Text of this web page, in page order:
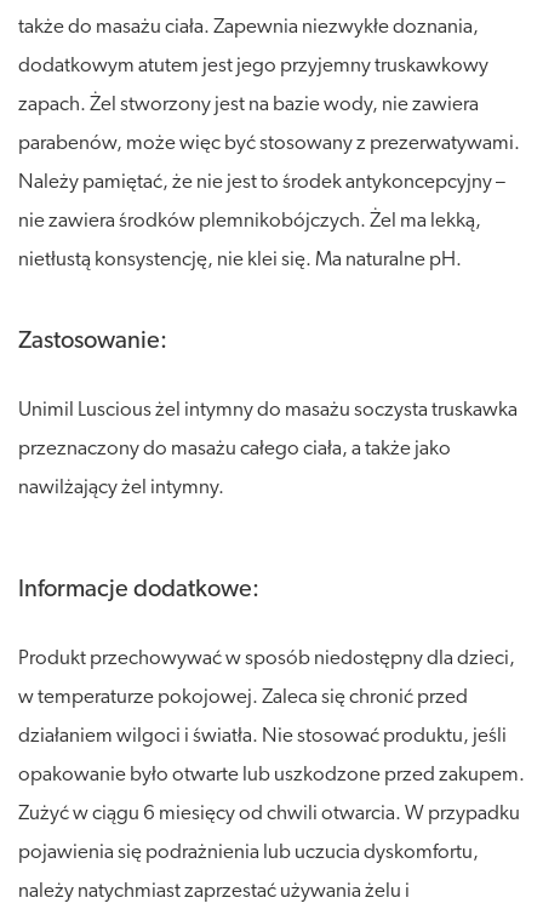
także do masażu ciała. Zapewnia niezwykłe doznania,
dodatkowym atutem jest jego przyjemny truskawkowy
zapach. Żel stworzony jest na bazie wody, nie zawiera
parabenów, może więc być stosowany z prezerwatywami.
Należy pamiętać, że nie jest to środek antykoncepcyjny –
nie zawiera środków plemnikobójczych. Żel ma lekką,
nietłustą konsystencję, nie klei się. Ma naturalne pH.
Zastosowanie:
Unimil Luscious żel intymny do masażu soczysta truskawka
przeznaczony do masażu całego ciała, a także jako
nawilżający żel intymny.
Informacje dodatkowe:
Produkt przechowywać w sposób niedostępny dla dzieci,
w temperaturze pokojowej. Zaleca się chronić przed
działaniem wilgoci i światła. Nie stosować produktu, jeśli
opakowanie było otwarte lub uszkodzone przed zakupem.
Zużyć w ciągu 6 miesięcy od chwili otwarcia. W przypadku
pojawienia się podrażnienia lub uczucia dyskomfortu,
należy natychmiast zaprzestać używania żelu i